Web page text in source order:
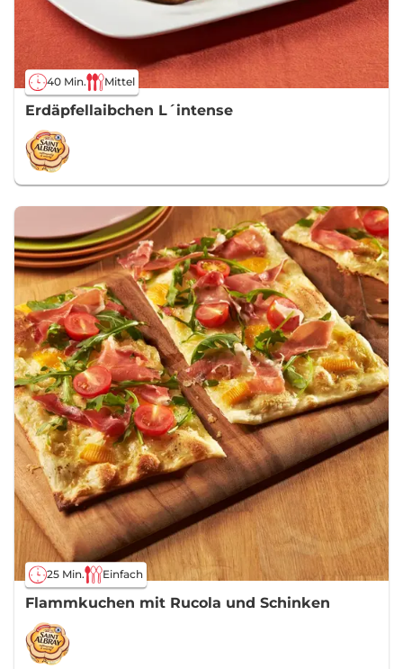
40 Min. Mittel
Erdäpfellaibchen L´intense
25 Min. Einfach
Flammkuchen mit Rucola und Schinken